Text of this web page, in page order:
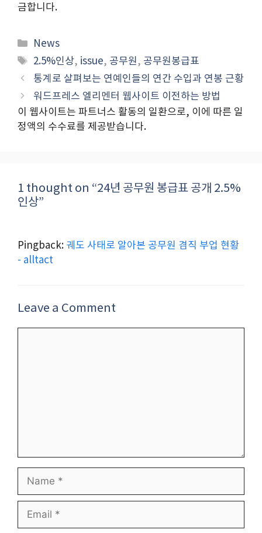
금합니다.
Categories
News
Tags
2.5%인상, issue, 공무원, 공무원봉급표
통계로 살펴보는 연예인들의 연간 수입과 연봉 근황
워드프레스 엘리멘터 웹사이트 이전하는 방법
이 웹사이트는 파트너스 활동의 일환으로, 이에 따른 일
정액의 수수료를 제공받습니다.
1 thought on “24년 공무원 봉급표 공개 2.5%
인상”
Pingback: 궤도 사태로 알아본 공무원 겸직 부업 현황
- alltact
Leave a Comment
Name
Email